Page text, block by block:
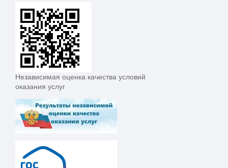
Независимая оценка качества условий
оказания услуг